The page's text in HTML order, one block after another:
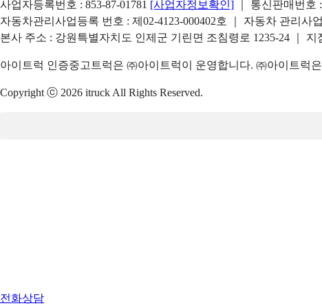
사업자등록번호 : 853-87-01781 [사업자정보확인]
｜ 통신판매번호
자동차관리사업등록 번호 : 제02-4123-000402호 ｜ 자동차 관리
본사 주소 : 강원특별자치도 인제군 기린면 조침령로 1235-24 ｜
아이트럭 인증중고트럭은 ㈜아이트럭이 운영합니다. ㈜아이트럭
Copyright ⓒ 2026 itruck All Rights Reserved.
전화상담